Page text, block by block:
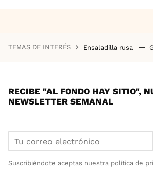
TEMAS DE INTERÉS Ensaladilla rusa
RECIBE "AL FONDO HAY SITIO",
NEWSLETTER SEMANAL
Suscribiéndote aceptas nuestra política de